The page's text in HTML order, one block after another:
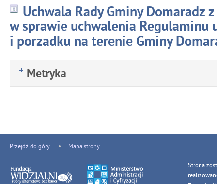
Uchwala Rady Gminy Domaradz
w sprawie uchwalenia Regulaminu
i porzadku na terenie Gminy
Metryka
Przejdź do góry Mapa strony
Strona